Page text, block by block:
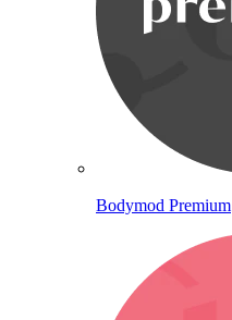
Bodymod Premium